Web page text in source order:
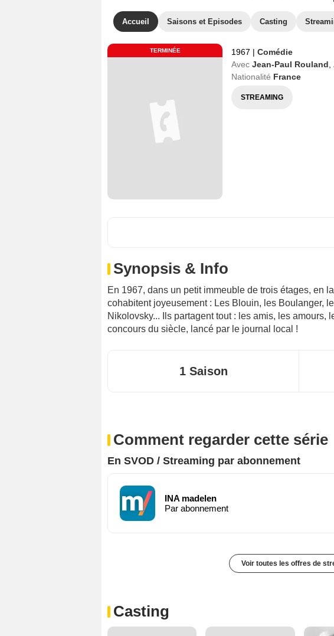
Accueil Saisons et Episodes Casting
TERMINÉE 1967 | Comédie
Avec Jean-Paul Rouland
Nationalité France
STREAMING
Synopsis & Info
En 1967, dans un petit immeuble de trois étages, en
cohabitent joyeusement : Les Blouin, les Boulanger,
Nikolovsky... Ils partagent tout : les amis, les amours,
concours du siècle, lancé par le journal local !
1 Saison
Comment regarder cette série
En SVOD / Streaming par abonnement
INA madelen
Par abonnement
Voir toutes les offres de
Casting